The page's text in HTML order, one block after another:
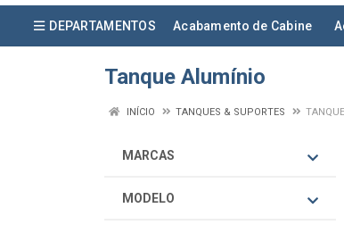
DEPARTAMENTOS Acabamento de Cabine
Tanque Alumínio
INÍCIO TANQUES & SUPORTES
MARCAS
MODELO